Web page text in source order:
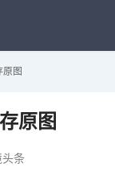
图
原图
头条